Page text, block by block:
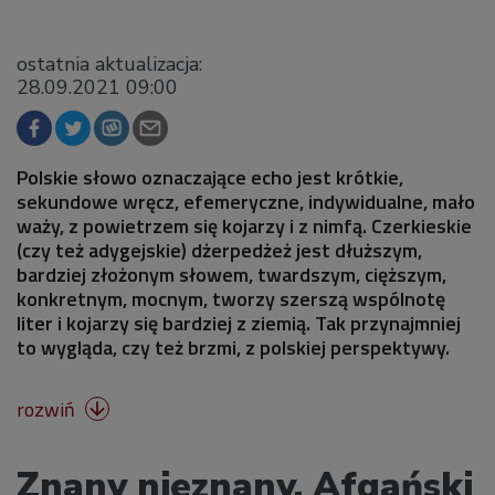
ostatnia aktualizacja:
28.09.2021 09:00
Polskie słowo oznaczające echo jest krótkie,
sekundowe wręcz, efemeryczne, indywidualne, mało
waży, z powietrzem się kojarzy i z nimfą. Czerkieskie
(czy też adygejskie) dżerpedżeż jest dłuższym,
bardziej złożonym słowem, twardszym, cięższym,
konkretnym, mocnym, tworzy szerszą wspólnotę
liter i kojarzy się bardziej z ziemią. Tak przynajmniej
to wygląda, czy też brzmi, z polskiej perspektywy.
rozwiń 